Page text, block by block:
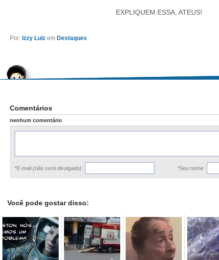
EXPLIQUEM ESSA, ATEUS!
Por: Izzy Lulz em Destaques
Comentários
nenhum comentário
*E-mail (não será divulgado): *Seu nome:
Você pode gostar disso: